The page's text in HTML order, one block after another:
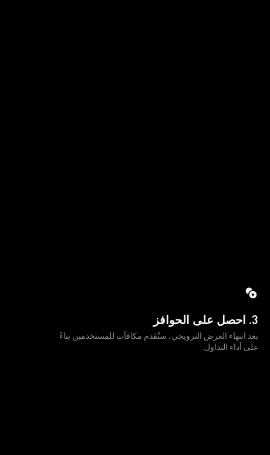
3. احصل على الحوافز
بعد انتهاء العرض الترويجي، ستُقدم مكافآت للمستخدمين بناءً
على أداء التداول.